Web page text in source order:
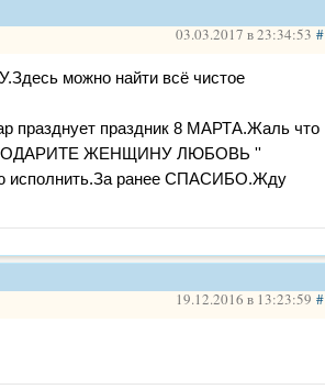
03.03.2017 в 23:34:53 #
можно найти всё чистое
празднует праздник 8 МАРТА.Жаль что
ПОДАРИТЕ ЖЕНЩИНУ ЛЮБОВЬ ''
исполнить.За ранее СПАСИБО.Жду
19.12.2016 в 13:23:59 #